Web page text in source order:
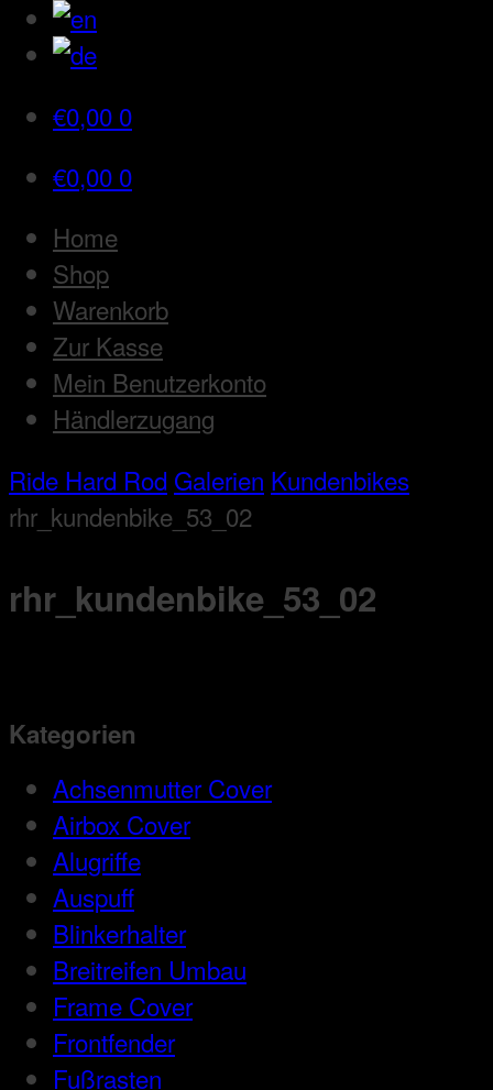
€0,00 0
€0,00 0
Home
Shop
Warenkorb
Zur Kasse
Mein Benutzerkonto
Händlerzugang
Ride Hard Rod Galerien Kundenbikes
rhr_kundenbike_53_02
rhr_kundenbike_53_02
Kategorien
Achsenmutter Cover
Airbox Cover
Alugriffe
Auspuff
Blinkerhalter
Breitreifen Umbau
Frame Cover
Frontfender
Fußrasten